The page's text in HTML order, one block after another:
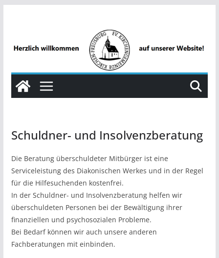
Schuldner- und Insolvenzberatung
Die Beratung überschuldeter Mitbürger ist eine
Serviceleistung des Diakonischen Werkes und in der Regel
für die Hilfesuchenden kostenfrei.
In der Schuldner- und Insolvenzberatung helfen wir
überschuldeten Personen bei der Bewältigung ihrer
finanziellen und psychosozialen Probleme.
Bei Bedarf können wir auch unsere anderen
Fachberatungen mit einbinden.